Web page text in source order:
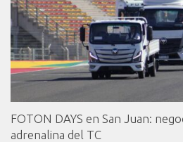
FOTON DAYS en San Juan:
adrenalina del TC